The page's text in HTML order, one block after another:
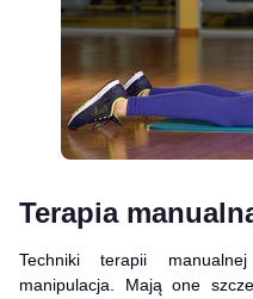
Terapia
Techniki terapii
manipulacja. Mają one